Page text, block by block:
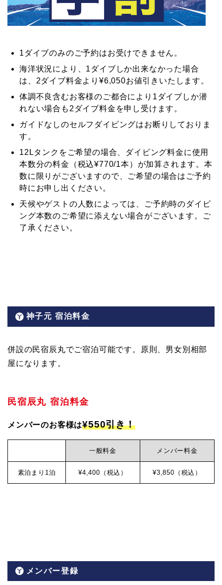
リ
ン
サ
ー
ス
1ダイブのみのご予約はお受けできません。
海洋状況により、1ダイブしか出来なかった場合
は、2ダイブ料金より¥6,050お値引きいたします。
体調不良含むお客様のご都合により1ダイブしか潜
れない場合も2ダイブ料金を申し受けます。
ガイドなしのセルフダイビングはお断りしておりま
す。
12Lタンクをご希望の場合、ダイビング料金に使用
本数分の料金（税込¥770/1本）が加算されます。本
数に限りがございますので、ご希望の場合はご予約
時にお申し出ください。
天候やゲストの人数によっては、ご予約時のダイビ
ング本数のご希望に添えない場合がございます。ご
了承ください。
神子元 宿泊料金
併設の民宿辰丸でご宿泊可能です。原則、男女別相部
屋になります。
民宿辰丸 宿泊料金
メンバーのお客様は¥550引き！
一般料金 メンバー料金
素泊まり1泊 ¥4,400（税込） ¥3,850（税込）
メンバー登録